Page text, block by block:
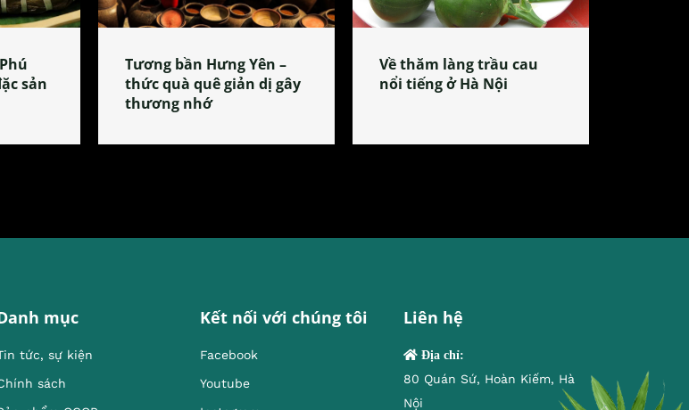
sản
Tương bần Hưng Yên –
thức quà quê giản dị gây
thương nhớ
Về thăm làng trầu cau
nổi tiếng ở Hà Nội
mục
tức, sự kiện
sách
Kết nối với chúng tôi
Facebook
Youtube
Liên hệ
Địa chỉ:
80 Quán Sứ, Hoàn Kiếm, Hà
Nội